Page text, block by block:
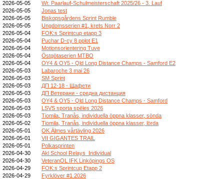
2026-05-05
Wr. Paarlauf-Schulmeisterschaft 2025/26 - 3. Lauf
2026-05-05
Jonas test
2026-05-05
Biskopsgårdens Sprint Rumble
2026-05-05
Ungdomsserien #1, krets Norr 2
2026-05-04
FOK:s Sprintcup etapp 3
2026-05-04
Puchar D-cy 8 pplot E1
2026-05-04
Motionsorientering Tuve
2026-05-04
Östgötaserien MTBO
2026-05-04
OY4 & OY5 - Qld Long Distance Champs - Samford E2
2026-05-03
Labaroche 3 mai 26
2026-05-03
SM Sprint
2026-05-03
ДП 12-18 - Щафети
2026-05-03
ДП Ветерани - средна дистанция
2026-05-03
OY4 & OY5 - Qld Long Distance Champs - Samford
2026-05-03
LSVS sporta spēles 2026
2026-05-03
Tiomila, Tranås, individuella öppna klasser, sönda
2026-05-02
Tiomila, Tranås, individuella öppna klasser, lörda
2026-05-01
OK Älmes vårtävling 2026
2026-05-01
VII GIGANTES TRAIL
2026-05-01
Polkasprinten
2026-04-30
Akl School Relays_Individual
2026-04-30
VeteranOL IFK Linköpings OS
2026-04-29
FOK:s Sprintcup Etapp 2
2026-04-29
Fyrklöver #1 2026